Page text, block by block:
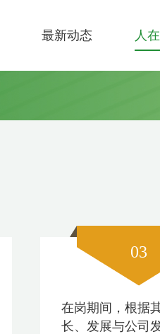
最新动态 人
03
在岗期间，根据
长、发展与公司